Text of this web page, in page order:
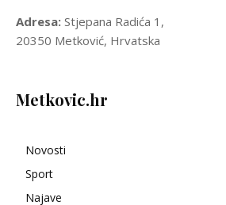
Adresa: Stjepana Radića 1,
20350 Metković, Hrvatska
Metkovic.hr
Novosti
Sport
Najave